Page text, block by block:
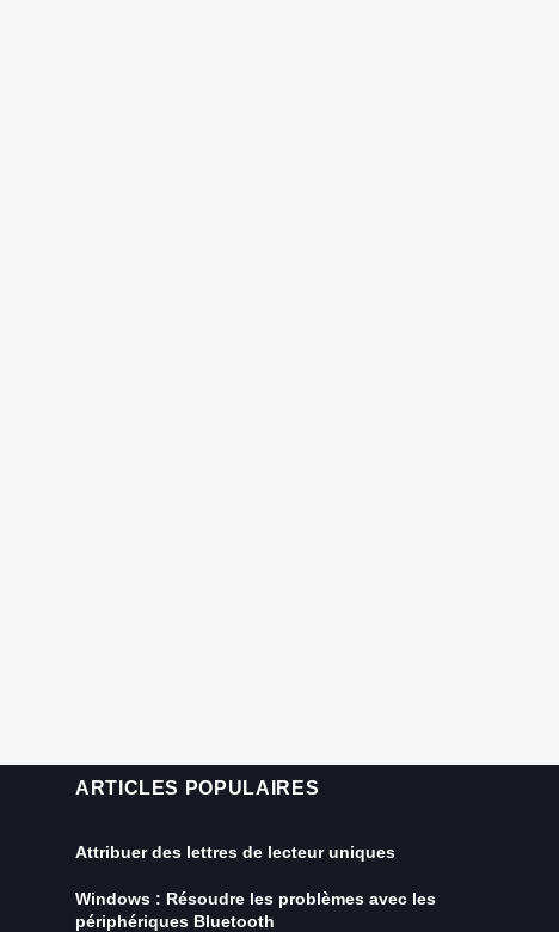
ARTICLES POPULAIRES
Attribuer des lettres de lecteur uniques
Windows : Résoudre les problèmes avec les
périphériques Bluetooth